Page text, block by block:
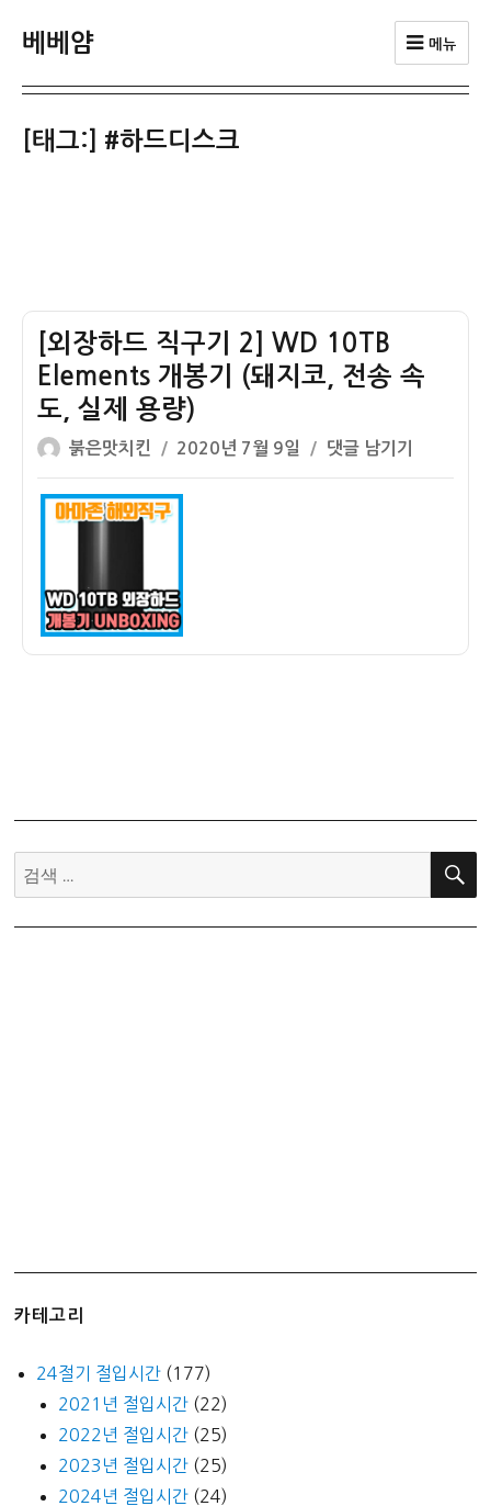
베베얌 메뉴
[태그:] #하드디스크
[외장하드 직구기 2] WD 10TB
Elements 개봉기 (돼지코, 전송 속
도, 실제 용량)
글
쓴
이
붉은맛치킨
작
성
일
2020년 7월 9일
[외
장
댓글 남기기
검
색:
검
카테고리
24절기 절입시간 (177)
2021년 절입시간 (22)
2022년 절입시간 (25)
2023년 절입시간 (25)
2024년 절입시간 (24)